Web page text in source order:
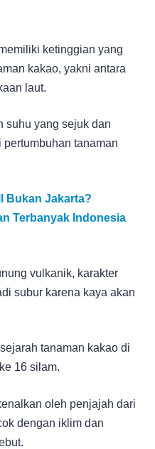
ketinggian yang
kakao, yakni antara
laut.
suhu yang sejuk dan
tanaman
Bukan Jakarta?
Terbanyak Indonesia
vulkanik, karakter
subur karena kaya akan
tanaman kakao di
16 silam.
oleh penjajah dari
dengan iklim dan